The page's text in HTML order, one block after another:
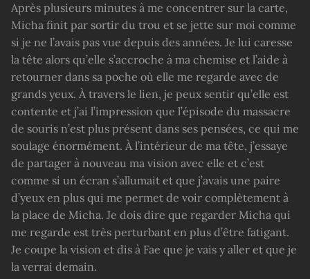
Après plusieurs minutes à me concentrer sur la carte,
Micha finit par sortir du trou et se jette sur moi comme
si je ne l’avais pas vue depuis des années. Je lui caresse
la tête alors qu’elle s’accroche à ma chemise et l’aide à
retourner dans sa poche où elle me regarde avec de
grands yeux. À travers le lien, je peux sentir qu’elle est
contente et j’ai l’impression que l’épisode du massacre
de souris n’est plus présent dans ses pensées, ce qui me
soulage énormément. À l’intérieur de ma tête, j’essaye
de partager à nouveau ma vision avec elle et c’est
comme si un écran s’allumait et que j’avais une paire
d’yeux en plus qui me permet de voir complètement à
la place de Micha. Je dois dire que regarder Micha qui
me regarde est très perturbant en plus d’être fatigant.
Je coupe la vision et dis à Fae que je vais y aller et que je
la verrai demain.